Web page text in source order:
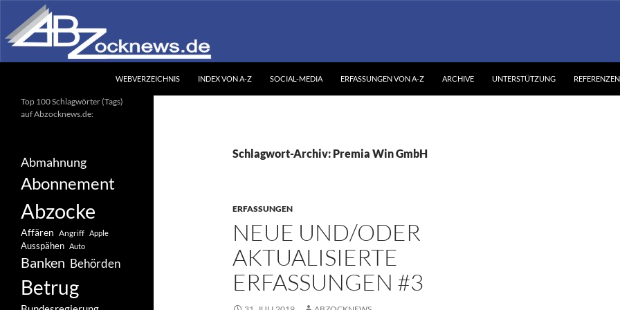
Inhalt
springen
WEBVERZEICHNIS INDEX VON A-Z SOCIAL-MEDIA ERFASSUNGEN VON A-Z ARCHIVE UNTERSTÜTZUNG
Schlagwort-Archiv: Premia Win GmbH
ERFASSUNGEN
NEUE UND/ODER
AKTUALISIERTE
ERFASSUNGEN #3
Ihr unabhängiges
Informationsportal
Top 100 Schlagwörter (Tags)
auf Abzocknews.de:
Abmahnung
Abonnement
Abzocke
Affären Angriff Apple
Ausspähen Auto
Banken Behörden
Betrug